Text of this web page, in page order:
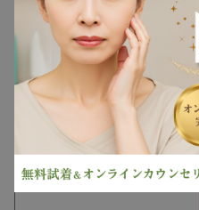
営業時間
電話番号